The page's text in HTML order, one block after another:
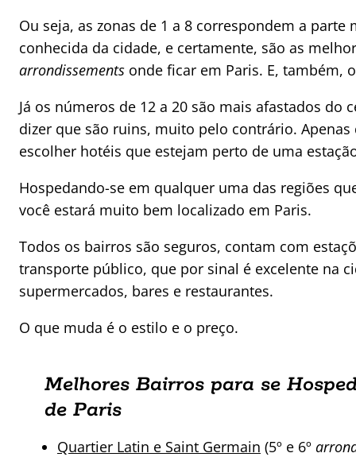
Ou seja, as zonas de 1 a 8 correspondem a parte
conhecida da cidade, e certamente, são as
arrondissements onde ficar em Paris. E, também,
Já os números de 12 a 20 são mais afastados do
dizer que são ruins, muito pelo contrário. Apenas
escolher hotéis que estejam perto de uma
Hospedando-se em qualquer uma das regiões
você estará muito bem localizado em Paris.
Todos os bairros são seguros, contam com
transporte público, que por sinal é excelente na
supermercados, bares e restaurantes.
O que muda é o estilo e o preço.
Melhores Bairros para se
de Paris
Quartier Latin e Saint Germain (5º e 6º